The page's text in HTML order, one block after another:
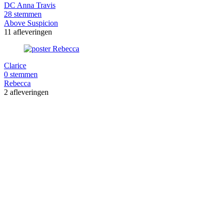
DC Anna Travis
28 stemmen
Above Suspicion
11 afleveringen
Clarice
0 stemmen
Rebecca
2 afleveringen